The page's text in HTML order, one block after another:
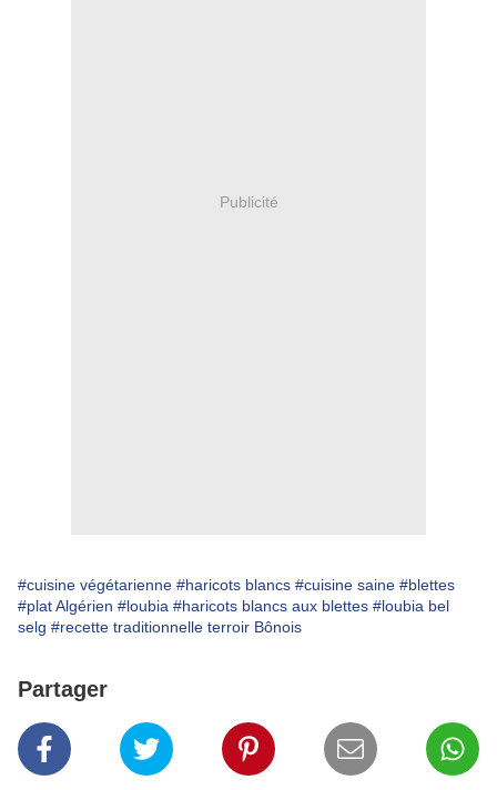
Publicité
#cuisine végétarienne #haricots blancs #cuisine saine #blettes
#plat Algérien #loubia #haricots blancs aux blettes #loubia bel
selg #recette traditionnelle terroir Bônois
Partager